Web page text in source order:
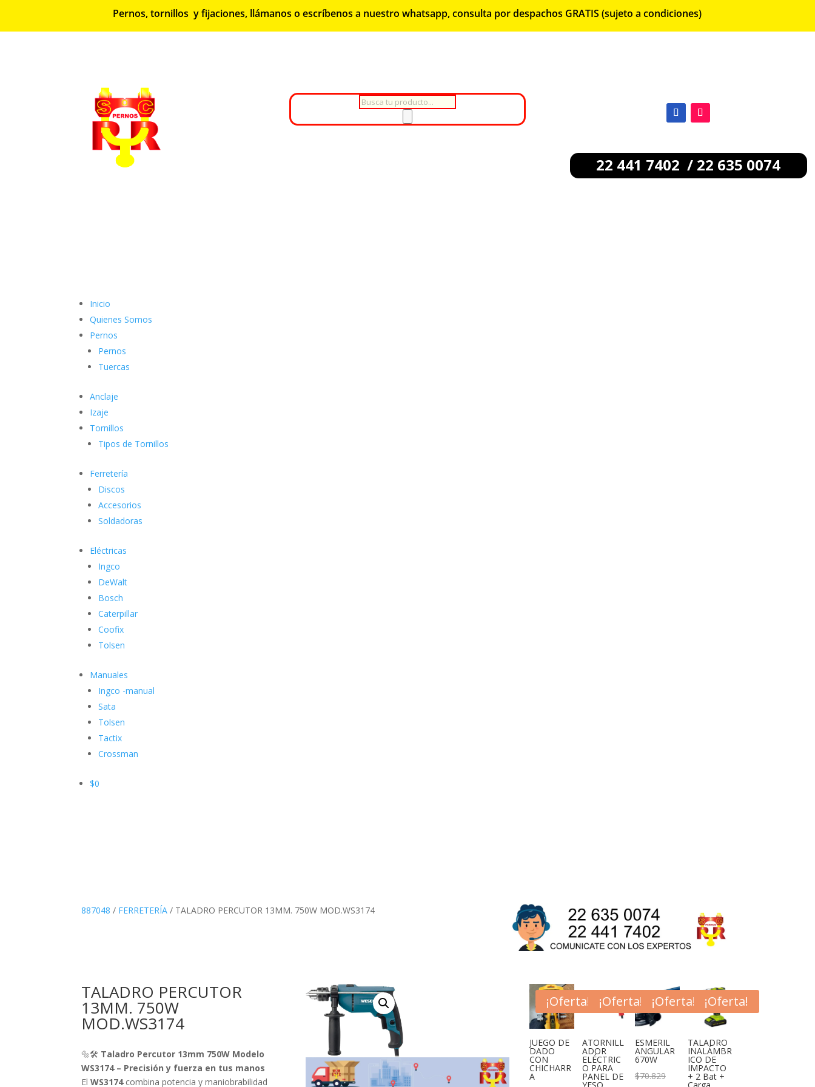
Pernos, tornillos y fijaciones, llámanos o escríbenos a nuestro whatsapp, consulta por despachos GRATIS (sujeto a condiciones)
Búsqueda
productos
22 441 7402 / 22 635 0074
Inicio
Quienes Somos
Pernos
Pernos
Tuercas
Anclaje
Izaje
Tornillos
Tipos de Tornillos
Ferretería
Discos
Accesorios
Soldadoras
Eléctricas
Ingco
DeWalt
Bosch
Caterpillar
Coofix
Tolsen
Manuales
Ingco -manual
Sata
Tolsen
Tactix
Crossman
$0
887048 / FERRETERÍA / TALADRO PERCUTOR 13MM. 750W MOD.WS3174
TALADRO PERCUTOR
13MM. 750W
MOD.WS3174
🔩🛠️ Taladro Percutor 13mm 750W Modelo
WS3174 – Precisión y fuerza en tus manos
ElWS3174combina potencia y maniobrabilidad
¡Oferta!
JUEGO DE
DADO
CON
CHICHARR
A
¡Oferta!
ATORNILL
ADOR
ELÉCTRIC
O PARA
PANEL DE
¡Oferta!
ESMERIL
ANGULAR
670W
$70.829El
¡Oferta!
TALADRO
INALÁMBR
ICO DE
IMPACTO
+ 2 Bat +